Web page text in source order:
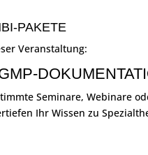
PAKETE
Veranstaltung:
Seminare, Webinare
Ihr Wissen zu